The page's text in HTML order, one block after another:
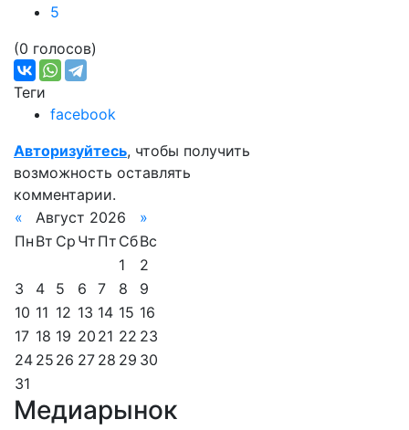
5
(0 голосов)
Теги
facebook
Авторизуйтесь, чтобы получить
возможность оставлять
комментарии.
«
Август 2026
»
Пн Вт Ср Чт Пт СбВс
1
2
3
4 5 6 7 8
9
10 11 12 13 14 15 16
17 18 19 20 21 22 23
24 25 26 27 28 29 30
31
Медиарынок